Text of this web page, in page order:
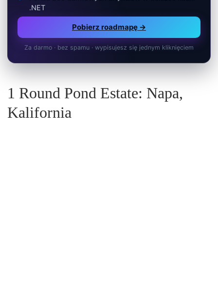
.NET
Pobierz roadmapę →
Za darmo · bez spamu · wypisujesz się jednym kliknięciem
1 Round Pond Estate: Napa,
Kalifornia